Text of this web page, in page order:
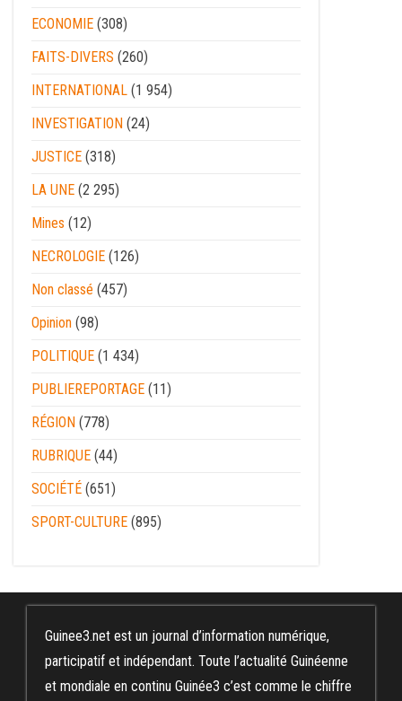
ECONOMIE (308)
FAITS-DIVERS (260)
INTERNATIONAL (1 954)
INVESTIGATION (24)
JUSTICE (318)
LA UNE (2 295)
Mines (12)
NECROLOGIE (126)
Non classé (457)
Opinion (98)
POLITIQUE (1 434)
PUBLIEREPORTAGE (11)
RÉGION (778)
RUBRIQUE (44)
SOCIÉTÉ (651)
SPORT-CULTURE (895)
Guinee3.net est un journal d’information numérique,
participatif et indépendant. Toute l’actualité Guinéenne
et mondiale en continu Guinée3 c’est comme le chiffre